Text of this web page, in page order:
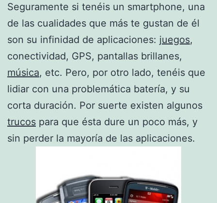
Seguramente si tenéis un smartphone, una
de las cualidades que más te gustan de él
son su infinidad de aplicaciones: juegos,
conectividad, GPS, pantallas brillanes,
música, etc. Pero, por otro lado, tenéis que
lidiar con una problemática batería, y su
corta duración. Por suerte existen algunos
trucos para que ésta dure un poco más, y
sin perder la mayoría de las aplicaciones.